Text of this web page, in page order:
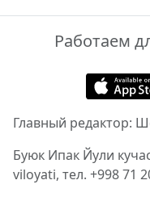
Работаем
Главный редактор:
Буюк Ипак Йули
viloyati, тел. +998 71